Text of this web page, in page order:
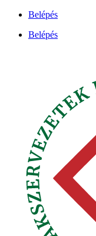
Ugrás
tartalomhoz
Belépés
Belépés